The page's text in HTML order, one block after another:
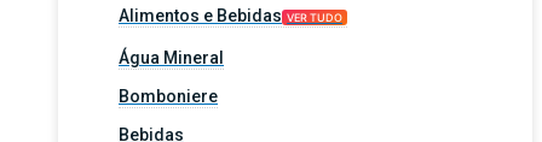
Alimentos e Bebidas VER TUDO
Água Mineral
Bomboniere
Bebidas